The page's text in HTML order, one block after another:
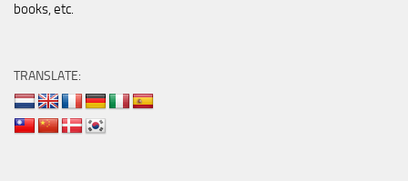
books, etc.
TRANSLATE: